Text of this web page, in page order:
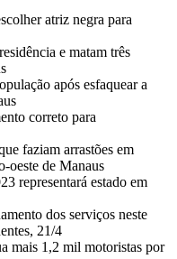
atriz negra para
e matam três
após esfaquear a
correto para
faziam arrastões em
oeste de Manaus
representará estado em
dos serviços neste
21/4
mais 1,2 mil motoristas por